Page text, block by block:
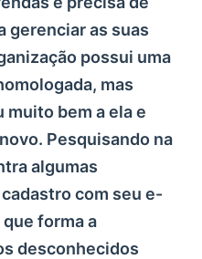
gerenciar as suas
possui uma
mas
muito bem a ela e
Pesquisando na
algumas
com seu e-
forma a
desconhecidos